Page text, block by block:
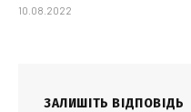
10.08.2022
ЗАЛИШІТЬ ВІДПОВІДЬ